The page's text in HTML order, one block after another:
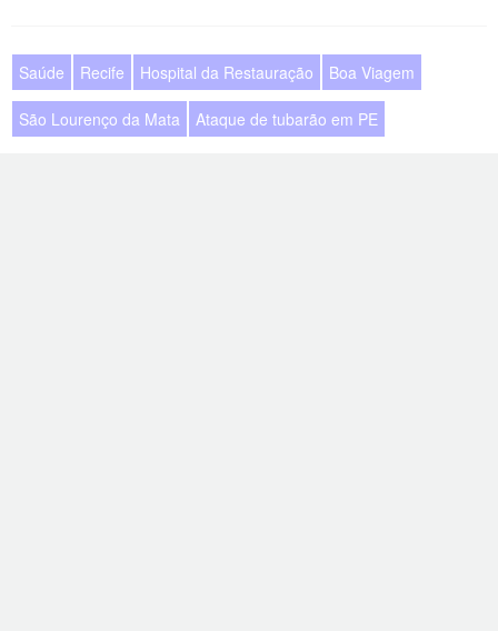
Saúde Recife Hospital da Restauração Boa Viagem
São Lourenço da Mata Ataque de tubarão em PE